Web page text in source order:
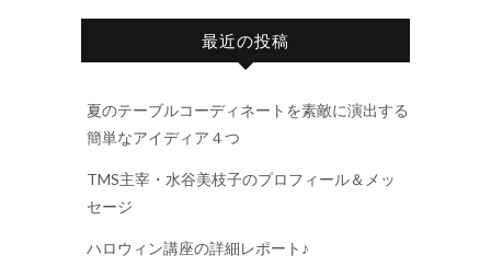
最近の投稿
夏のテーブルコーディネートを素敵に演出する
簡単なアイディア４つ
TMS主宰・水谷美枝子のプロフィール＆メッ
セージ
ハロウィン講座の詳細レポート♪